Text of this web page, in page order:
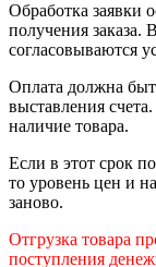
Обработка заявки
получения заказа.
согласовываются
Оплата должна
выставления
наличие товара.
Если в этот срок
то уровень цен и
заново.
Отгрузка товара
поступления